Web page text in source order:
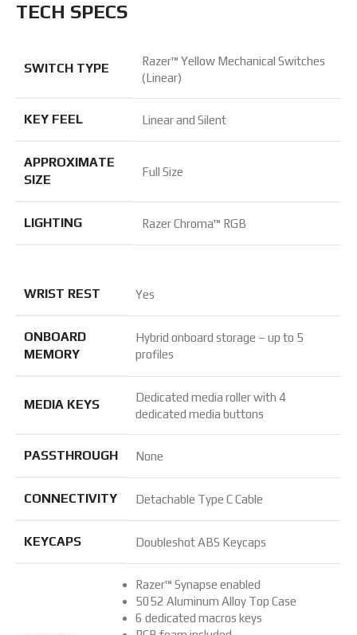
TECH SPECS
SWITCH TYPE
Razer™ Yellow Mechanical Switches
(Linear)
KEY FEEL Linear and Silent
APPROXIMATE
SIZE
Full Size
LIGHTING Razer Chroma™ RGB
WRIST REST Yes
ONBOARD
MEMORY
Hybrid onboard storage – up to 5
profiles
MEDIA KEYS
Dedicated media roller with 4
dedicated media buttons
PASSTHROUGH None
CONNECTIVITY Detachable Type C Cable
KEYCAPS Doubleshot ABS Keycaps
Razer™ Synapse enabled
5052 Aluminum Alloy Top Case
6 dedicated macros keys